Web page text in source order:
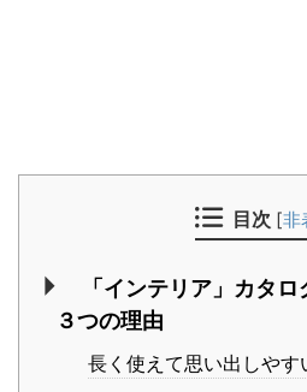
目次 [非
「インテリア」カタ
３つの理由
長く使えて思い出しやす